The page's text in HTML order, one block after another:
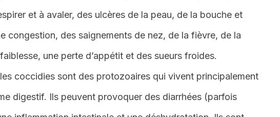
et à avaler, des ulcères de la peau, de la bouche et
congestion, des saignements de nez, de la fièvre, de la
une perte d’appétit et des sueurs froides.
les coccidies sont des protozoaires qui vivent principalement
digestif. Ils peuvent provoquer des diarrhées (parfois